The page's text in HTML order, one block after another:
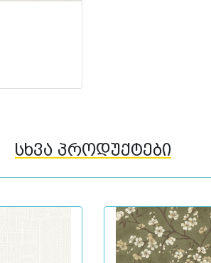
სხვა პროდუქტები